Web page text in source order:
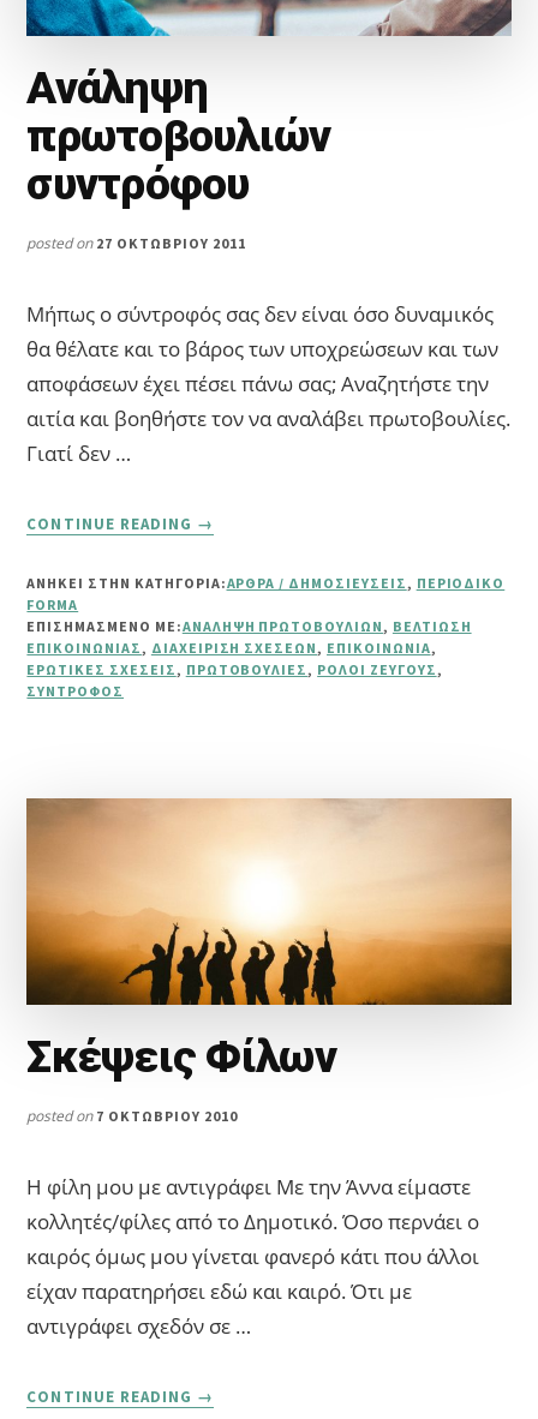
Ανάληψη
πρωτοβουλιών
συντρόφου
posted on 27 ΟΚΤΩΒΡΊΟΥ 2011
Μήπως ο σύντροφός σας δεν είναι όσο δυναμικός
θα θέλατε και το βάρος των υποχρεώσεων και των
αποφάσεων έχει πέσει πάνω σας; Αναζητήστε την
αιτία και βοηθήστε τον να αναλάβει πρωτοβουλίες.
Γιατί δεν …
CONTINUE READING
ABOUT
ΑΝΆΛΗΨΗ
ΣΥΝΤΡΌΦΟΥ
→
ΑΝΗΚΕΙ ΣΤΗΝ ΚΑΤΗΓΟΡΙΑ:ΆΡΘΡΑ / ΔΗΜΟΣΙΕΎΣΕΙΣ, ΠΕΡΙΟΔΙΚΌ
FORMA
ΕΠΙΣΗΜΑΣΜΈΝΟ ΜΕ:ΑΝΆΛΗΨΗ ΠΡΩΤΟΒΟΥΛΙΏΝ, ΒΕΛΤΊΩΣΗ
ΕΠΙΚΟΙΝΩΝΊΑΣ, ΔΙΑΧΕΊΡΙΣΗ ΣΧΈΣΕΩΝ, ΕΠΙΚΟΙΝΩΝΊΑ,
ΕΡΩΤΙΚΈΣ ΣΧΈΣΕΙΣ, ΠΡΩΤΟΒΟΥΛΊΕΣ, ΡΌΛΟΙ ΖΕΎΓΟΥΣ,
ΣΎΝΤΡΟΦΟΣ
Σκέψεις Φίλων
posted on 7 ΟΚΤΩΒΡΊΟΥ 2010
Η φίλη μου με αντιγράφει Με την Άννα είμαστε
κολλητές/φίλες από το Δημοτικό. Όσο περνάει ο
καιρός όμως μου γίνεται φανερό κάτι που άλλοι
είχαν παρατηρήσει εδώ και καιρό. Ότι με
αντιγράφει σχεδόν σε …
CONTINUE READING →